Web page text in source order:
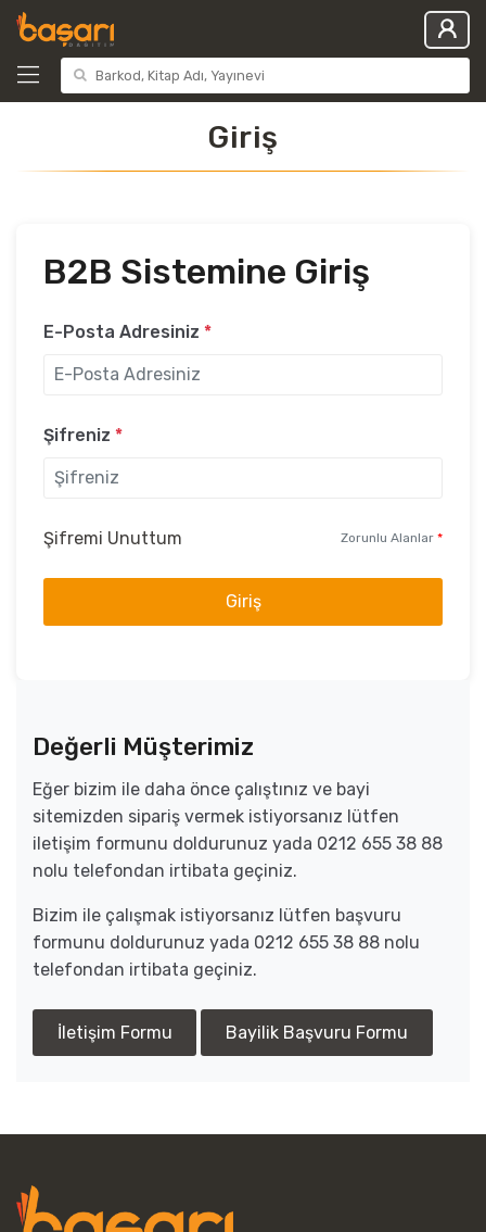
Giriş
B2B Sistemine Giriş
E-Posta Adresiniz *
Şifreniz *
Şifremi Unuttum Zorunlu Alanlar *
Giriş
Değerli Müşterimiz
Eğer bizim ile daha önce çalıştınız ve bayi
sitemizden sipariş vermek istiyorsanız lütfen
iletişim formunu doldurunuz yada 0212 655 38 88
nolu telefondan irtibata geçiniz.
Bizim ile çalışmak istiyorsanız lütfen başvuru
formunu doldurunuz yada 0212 655 38 88 nolu
telefondan irtibata geçiniz.
İletişim Formu Bayilik Başvuru Formu